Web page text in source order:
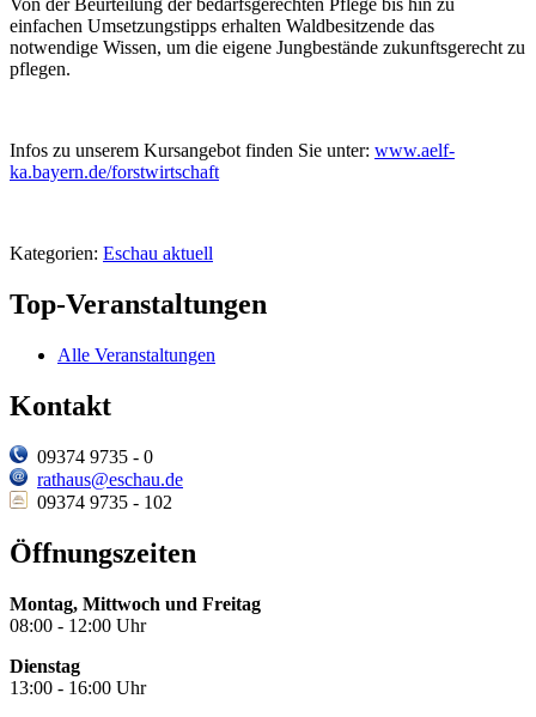
einfachen Umsetzungstipps erhalten Waldbesitzende das
notwendige Wissen, um die eigene Jungbestände zukunftsgerecht zu
pflegen.
Infos zu unserem Kursangebot finden Sie unter: www.aelf-
ka.bayern.de/forstwirtschaft
Kategorien: Eschau aktuell
Top-Veranstaltungen
Alle Veranstaltungen
Kontakt
09374 9735 - 0
rathaus@eschau.de
09374 9735 - 102
Öffnungszeiten
Montag, Mittwoch und Freitag
08:00 - 12:00 Uhr
Dienstag
13:00 - 16:00 Uhr